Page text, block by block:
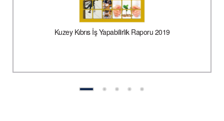
Kuzey Kıbrıs İş Yapabilirlik Raporu 2019